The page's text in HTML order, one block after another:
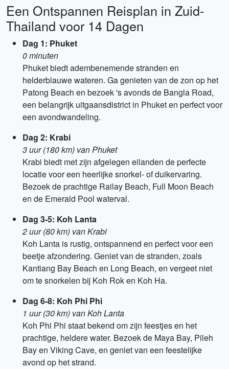
Een Ontspannen Reisplan in Zuid-
Thailand voor 14 Dagen
Dag 1: Phuket
0 minuten
Phuket biedt adembenemende stranden en
helderblauwe wateren. Ga genieten van de zon op het
Patong Beach en bezoek 's avonds de Bangla Road,
een belangrijk uitgaansdistrict in Phuket en perfect voor
een avondwandeling.
Dag 2: Krabi
3 uur (180 km) van Phuket
Krabi biedt met zijn afgelegen eilanden de perfecte
locatie voor een heerlijke snorkel- of duikervaring.
Bezoek de prachtige Railay Beach, Full Moon Beach
en de Emerald Pool waterval.
Dag 3-5: Koh Lanta
2 uur (80 km) van Krabi
Koh Lanta is rustig, ontspannend en perfect voor een
beetje afzondering. Geniet van de stranden, zoals
Kantiang Bay Beach en Long Beach, en vergeet niet
om te snorkelen bij Koh Rok en Koh Ha.
Dag 6-8: Koh Phi Phi
1 uur (30 km) van Koh Lanta
Koh Phi Phi staat bekend om zijn feestjes en het
prachtige, heldere water. Bezoek de Maya Bay, Pileh
Bay en Viking Cave, en geniet van een feestelijke
avond op het strand.